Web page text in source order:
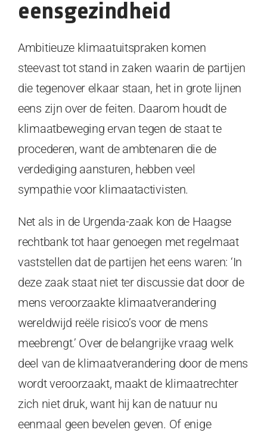
eensgezindheid
Ambitieuze klimaatuitspraken komen
steevast tot stand in zaken waarin de partijen
die tegenover elkaar staan, het in grote lijnen
eens zijn over de feiten. Daarom houdt de
klimaatbeweging ervan tegen de staat te
procederen, want de ambtenaren die de
verdediging aansturen, hebben veel
sympathie voor klimaatactivisten.
Net als in de Urgenda-zaak kon de Haagse
rechtbank tot haar genoegen met regelmaat
vaststellen dat de partijen het eens waren: ‘In
deze zaak staat niet ter discussie dat door de
mens veroorzaakte klimaatverandering
wereldwijd reële risico’s voor de mens
meebrengt.’ Over de belangrijke vraag welk
deel van de klimaatverandering door de mens
wordt veroorzaakt, maakt de klimaatrechter
zich niet druk, want hij kan de natuur nu
eenmaal geen bevelen geven. Of enige